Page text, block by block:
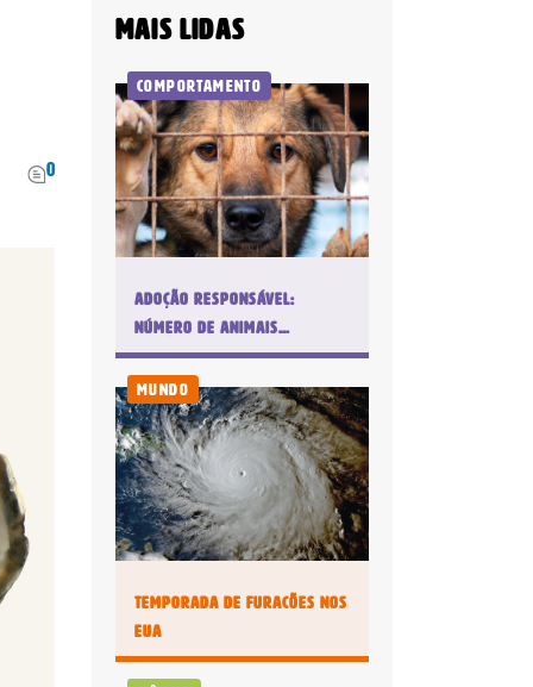
0
Mais lidas
Comportamento
Adoção responsável:
número de animais
abandonados ou
devolvidos sempre aumenta
muito no fim do ano
Mundo
Temporada de furacões nos
EUA